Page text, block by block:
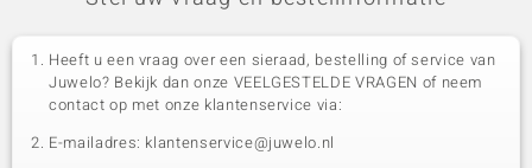
Heeft u een vraag over een sieraad, bestelling of service van
Juwelo? Bekijk dan onze VEELGESTELDE VRAGEN of neem
contact op met onze klantenservice via:
E-mailadres: klantenservice@juwelo.nl